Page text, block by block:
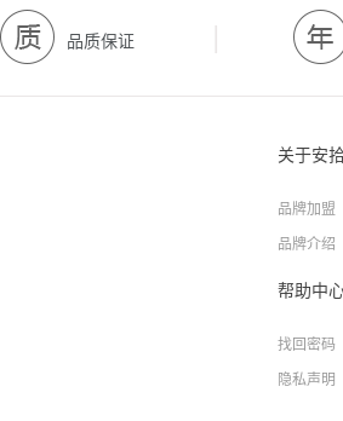
品质保证 |
关于安
品牌加盟
品牌介绍
帮助中
找回密码
隐私声明